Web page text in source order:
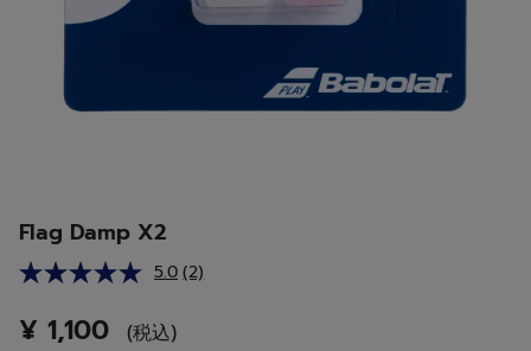
Flag Damp X2
5.0 レ
(2)
¥ 1,100 (税込)